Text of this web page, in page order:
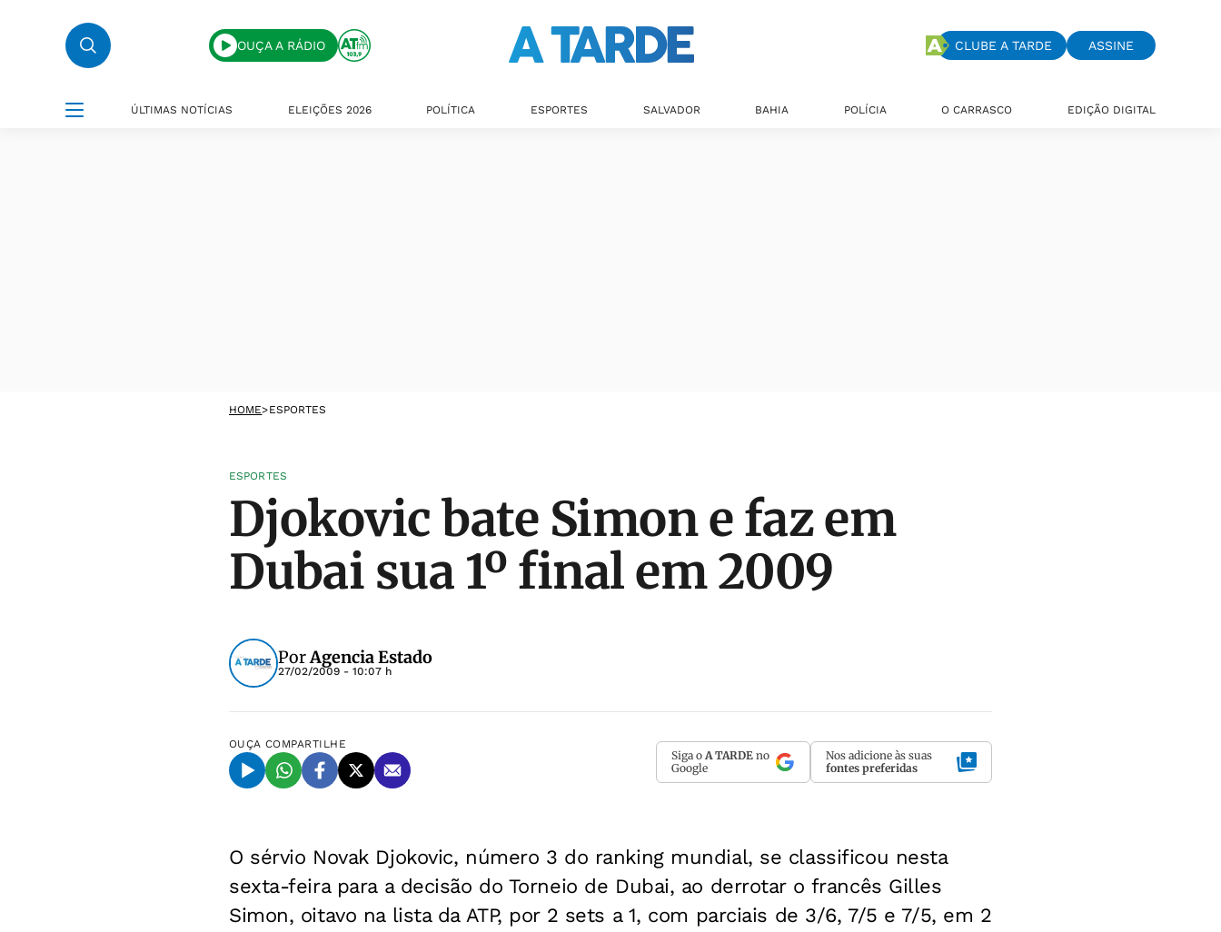
OUÇA A RÁDIO CLUBE A TARDE ASSINE
ÚLTIMAS NOTÍCIAS ELEIÇÕES 2026 POLÍTICA ESPORTES SALVADOR BAHIA POLÍCIA O CARRASCO EDIÇÃO DIGITAL
HOME>ESPORTES
ESPORTES
Djokovic bate Simon e faz em
Dubai sua 1º final em 2009
PorAgencia Estado
27/02/2009 - 10:07 h
OUÇA COMPARTILHE
Siga o A TARDE no
Google
Nos adicione às suas
fontes preferidas
O sérvio Novak Djokovic, número 3 do ranking mundial, se classificou nesta
sexta-feira para a decisão do Torneio de Dubai, ao derrotar o francês Gilles
Simon, oitavo na lista da ATP, por 2 sets a 1, com parciais de 3/6, 7/5 e 7/5, em 2